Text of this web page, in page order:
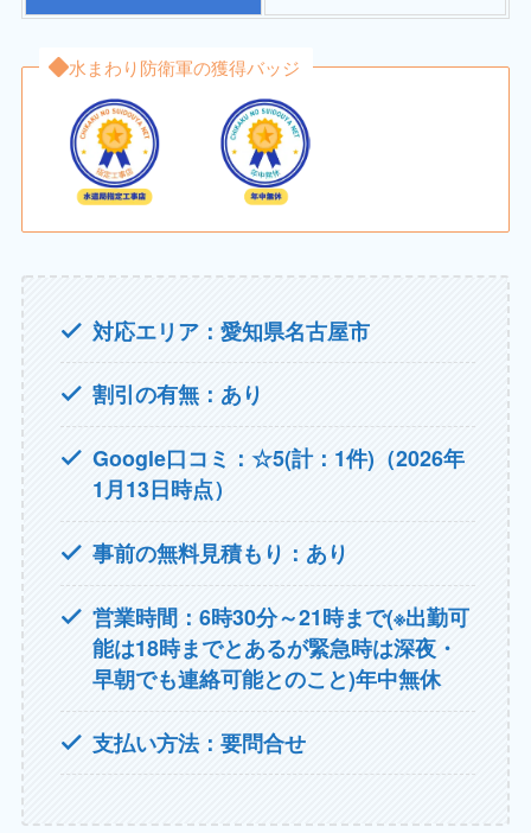
水まわり防衛軍の獲得バッジ
対応エリア：愛知県名古屋市
割引の有無：あり
Google口コミ：☆5(計：1件)（2026年
1月13日時点）
事前の無料見積もり：あり
営業時間：6時30分～21時まで(※出勤可
能は18時までとあるが緊急時は深夜・
早朝でも連絡可能とのこと)年中無休
支払い方法：要問合せ